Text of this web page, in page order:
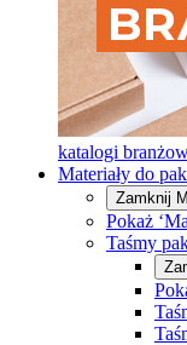
katalogi
Materiały do
Zamknij
Pokaż
Taśmy